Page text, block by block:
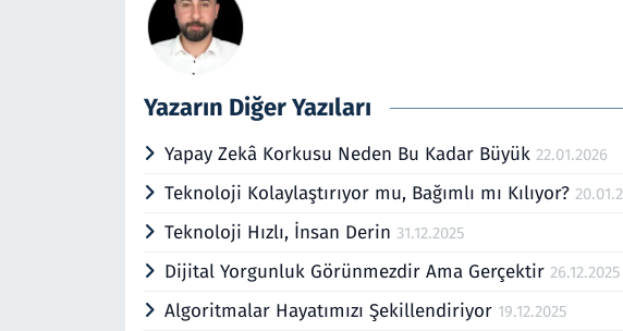
Yazarın Diğer Yazıları
Yapay Zekâ Korkusu Neden Bu Kadar Büyük22.01.2026
Teknoloji Kolaylaştırıyor mu, Bağımlı mı Kılıyor?
Teknoloji Hızlı, İnsan Derin31.12.2025
Dijital Yorgunluk Görünmezdir Ama Gerçektir26.12.2025
Algoritmalar Hayatımızı Şekillendiriyor 19.12.2025